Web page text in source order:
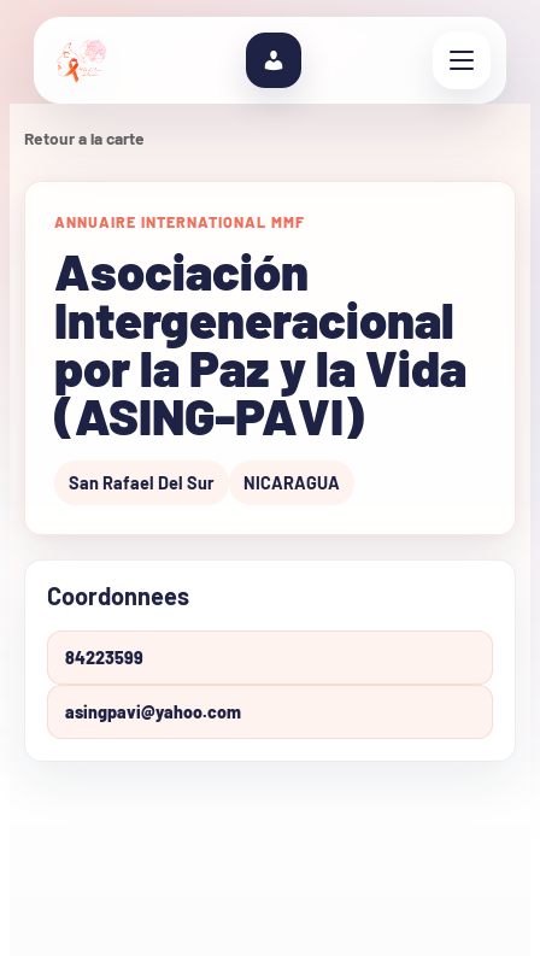
Retour a la carte
ANNUAIRE INTERNATIONAL MMF
Asociación
Intergeneracional
por la Paz y la Vida
(ASING-PAVI)
San Rafael Del Sur NICARAGUA
Coordonnees
84223599
asingpavi@yahoo.com